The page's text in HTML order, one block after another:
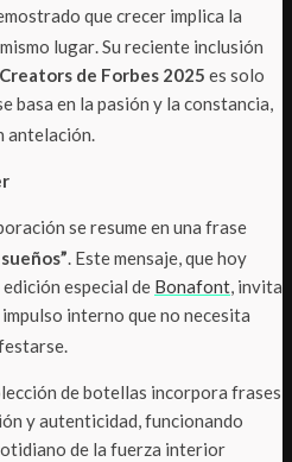
que crecer implica la
lugar. Su reciente inclusión
de Forbes 2025 es solo
basa en la pasión y la constancia,
antelación.
se resume en una frase
. Este mensaje, que hoy
especial de Bonafont, invita
interno que no necesita
.
de botellas incorpora frases
y autenticidad, funcionando
de la fuerza interior